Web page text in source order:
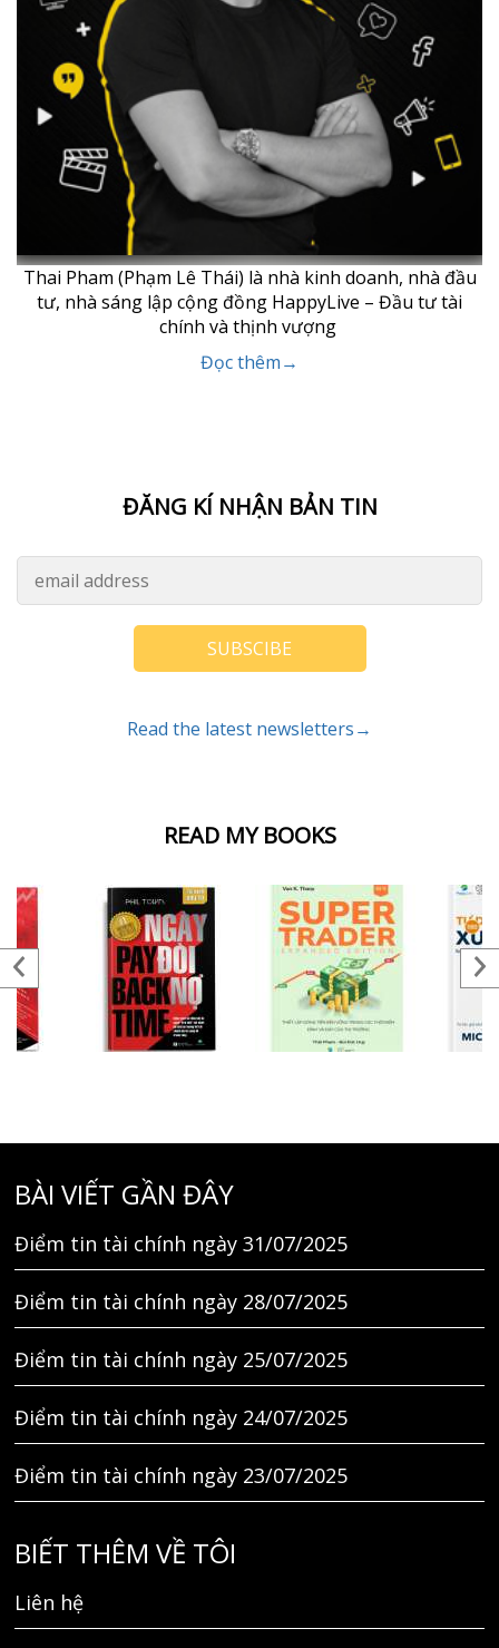
READ MY BOOKS
Thai Pham (Phạm Lê Thái) là nhà kinh doanh, nhà đầu
tư, nhà sáng lập cộng đồng HappyLive – Đầu tư tài
chính và thịnh vượng
Đọc thêm→
ĐĂNG KÍ NHẬN BẢN TIN
SUBSCIBE
Read the latest newsletters→
BÀI VIẾT GẦN ĐÂY
Điểm tin tài chính ngày 31/07/2025
Điểm tin tài chính ngày 28/07/2025
Điểm tin tài chính ngày 25/07/2025
Điểm tin tài chính ngày 24/07/2025
Điểm tin tài chính ngày 23/07/2025
BIẾT THÊM VỀ TÔI
Liên hệ